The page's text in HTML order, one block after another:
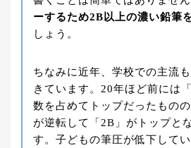
ーするため2B以上の濃い鉛筆
しょう。
ちなみに近年、学校での主流
きています。20年ほど前には
数を占めてトップだったもの
が逆転して「2B」がトップと
す。子どもの筆圧が低下して